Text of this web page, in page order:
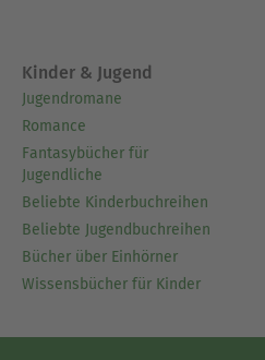
Kinder & Jugend
Jugendromane
Romance
Fantasybücher für
Jugendliche
Beliebte Kinderbuchreihen
Beliebte Jugendbuchreihen
Bücher über Einhörner
Wissensbücher für Kinder